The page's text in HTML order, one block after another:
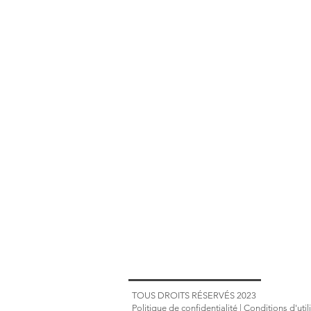
TOUS DROITS RÉSERVÉS 2023
Politique de confidentialité Conditions